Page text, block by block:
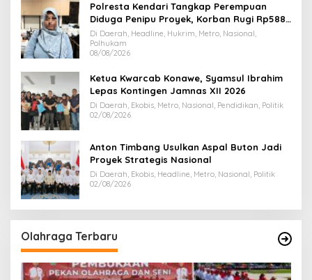
Polresta Kendari Tangkap Perempuan
Diduga Penipu Proyek, Korban Rugi Rp588,1
Juta
Di Daerah, Headline, Hukrim, Metro, Nasional,
Polhukam
08/08/2026
Ketua Kwarcab Konawe, Syamsul Ibrahim
Lepas Kontingen Jamnas XII 2026
Di Daerah, Ekobis, Metro, Nasional, Pendidikan, Politik
02/08/2026
Anton Timbang Usulkan Aspal Buton Jadi
Proyek Strategis Nasional
Di Daerah, Ekobis, Headline, Metro, Nasional, Politik
02/08/2026
Olahraga Terbaru